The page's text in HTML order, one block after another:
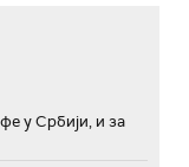
у Србији, и за